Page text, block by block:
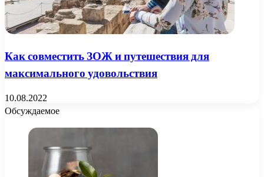
Как совместить ЗОЖ и путешествия для
максимального удовольствия
10.08.2022
Обсуждаемое